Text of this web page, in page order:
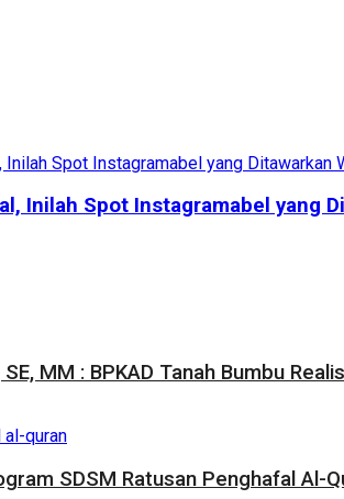
Inilah Spot Instagramabel yang
MM : BPKAD Tanah Bumbu
SDSM Ratusan Penghafal Al-